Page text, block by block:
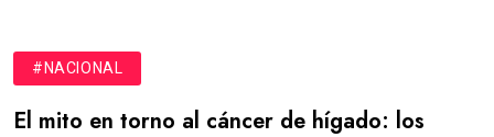
#NACIONAL
El mito en torno al cáncer de hígado: los